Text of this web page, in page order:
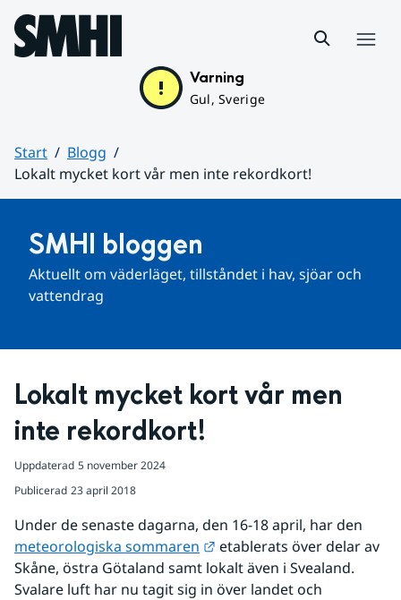
Hoppa till sidans innehåll
Varning
Gul, Sverige
Start
Blogg
Lokalt mycket kort vår men inte rekordkort!
SMHI bloggen
Aktuellt om väderläget, tillståndet i hav, sjöar och
vattendrag
Lokalt mycket kort vår men
inte rekordkort!
Uppdaterad 5 november 2024
Publicerad 23 april 2018
meteorologiska sommaren
Länk till annan webbplats.
etablerats över delar av
Skåne, östra Götaland samt lokalt även i Svealand.
Svalare luft har nu tagit sig in över landet och